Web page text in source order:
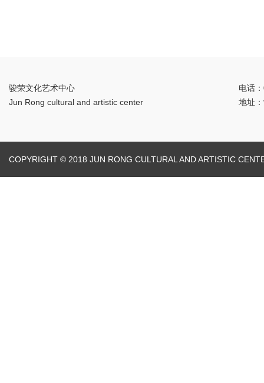
骏荣文化艺术中心
Jun Rong cultural and artistic center
电话
地址
COPYRIGHT © 2018 JUN RONG CULTURAL AND ARTISTIC